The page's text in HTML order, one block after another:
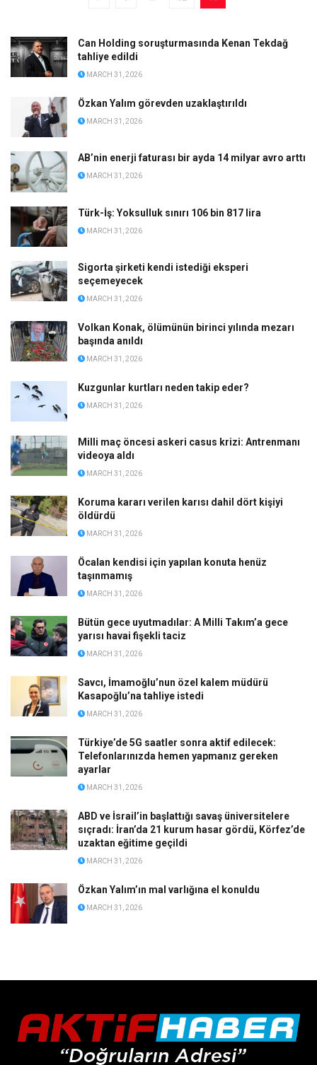
Can Holding soruşturmasında Kenan Tekdağ
tahliye edildi
MARCH 31, 2026
Özkan Yalım görevden uzaklaştırıldı
MARCH 31, 2026
AB’nin enerji faturası bir ayda 14 milyar avro arttı
MARCH 31, 2026
Türk-İş: Yoksulluk sınırı 106 bin 817 lira
MARCH 31, 2026
Sigorta şirketi kendi istediği eksperi
seçemeyecek
MARCH 31, 2026
Volkan Konak, ölümünün birinci yılında mezarı
başında anıldı
MARCH 31, 2026
Kuzgunlar kurtları neden takip eder?
MARCH 31, 2026
Milli maç öncesi askeri casus krizi: Antrenmanı
videoya aldı
MARCH 31, 2026
Koruma kararı verilen karısı dahil dört kişiyi
öldürdü
MARCH 31, 2026
Öcalan kendisi için yapılan konuta henüz
taşınmamış
MARCH 31, 2026
Bütün gece uyutmadılar: A Milli Takım’a gece
yarısı havai fişekli taciz
MARCH 31, 2026
Savcı, İmamoğlu’nun özel kalem müdürü
Kasapoğlu’na tahliye istedi
MARCH 31, 2026
Türkiye’de 5G saatler sonra aktif edilecek:
Telefonlarınızda hemen yapmanız gereken
ayarlar
MARCH 31, 2026
ABD ve İsrail’in başlattığı savaş üniversitelere
sıçradı: İran’da 21 kurum hasar gördü, Körfez’de
uzaktan eğitime geçildi
MARCH 31, 2026
Özkan Yalım’ın mal varlığına el konuldu
MARCH 31, 2026